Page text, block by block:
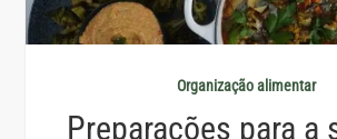
Organização alimentar
Preparações para a